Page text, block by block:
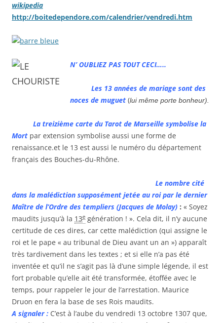
wikipedia
http://boitedependore.com/calendrier/vendredi.htm
N’ OUBLIEZ PAS TOUT CECI…..
Les 13 années de mariage sont des
noces de muguet (lui même porte bonheur).
La treizième carte du Tarot de Marseille symbolise la
Mort par extension symbolise aussi une forme de
renaissance.et le 13 est aussi le numéro du département
français des Bouches-du-Rhône.
Le nombre cité
dans la malédiction supposément jetée au roi par le dernier
Maître de l’Ordre des templiers (Jacques de Molay) : « Soyez
maudits jusqu’à la 13e génération ! ». Cela dit, il n’y aucune
certitude de ces dires, car cette malédiction (qui assigne le
roi et le pape « au tribunal de Dieu avant un an ») apparaît
très tardivement dans les textes ; et si elle n’a pas été
inventée et qu’il ne s’agit pas là d’une simple légende, il est
fort probable qu’elle ait été transformée, étoffée avec le
temps, pour rappeler le jour de l’arrestation. Maurice
Druon en fera la base de ses Rois maudits.
A signaler : C’est à l’aube du vendredi 13 octobre 1307 que,